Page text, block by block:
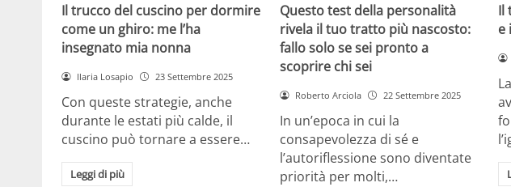
Il trucco del cuscino per dormire
come un ghiro: me l’ha
insegnato mia nonna
Ilaria Losapio 23 Settembre 2025
Con queste strategie, anche
durante le estati più calde, il
cuscino può tornare a essere…
Leggi di più
Questo test della personalità
rivela il tuo tratto più nascosto:
fallo solo se sei pronto a
scoprire chi sei
Roberto Arciola 22 Settembre 2025
In un’epoca in cui la
consapevolezza di sé e
l’autoriflessione sono diventate
priorità per molti,…
Il
e